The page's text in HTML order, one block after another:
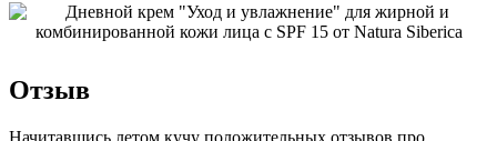
Отзыв
Начитавшись летом кучу положительных отзывов про